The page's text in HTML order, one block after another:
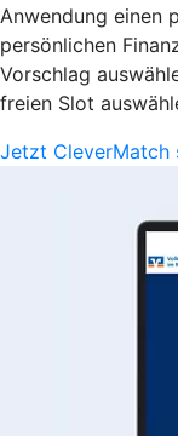
Anwendung einen
persönlichen
Vorschlag
freien Slot
Jetzt CleverMatch